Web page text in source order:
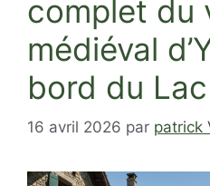
complet du
médiéval
bord du
16 avril 2026 par patrick